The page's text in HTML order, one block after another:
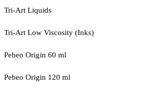
Tri-Art Liquids
Tri-Art Low Viscosity (Inks)
Pebeo Origin 60 ml
Pebeo Origin 120 ml